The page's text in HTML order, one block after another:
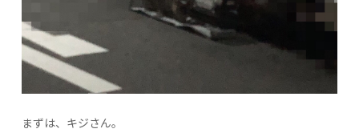
まずは、キジさん。